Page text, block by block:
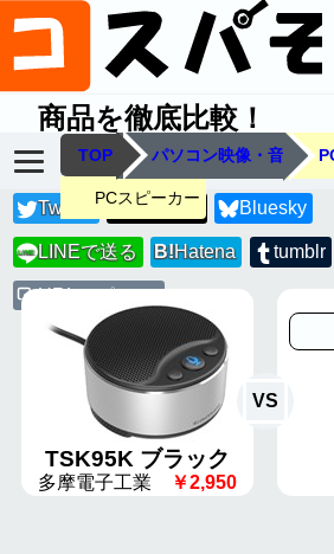
商品を徹底比較！
TOP パソコン映像・音
PCスピーカー
Twitter Threads Bluesky
LINE LINEで送る B!Hatena tumblr
URLコピー
TSK95K ブラック
多摩電子工業 ￥2,950
VS